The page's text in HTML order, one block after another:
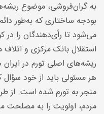
به گران‌فروشی، موضوع
بودجه ساختاری که به‌طور
می‌شود تا رأی‌دهندگان را در
استقلال بانک مرکزی و اتلاف
ریشه‌های اصلی تورم در ایران
هر مسئولی باید از خود
منجر به تورم شده است. از
مردم، اولویت را به مصلحت